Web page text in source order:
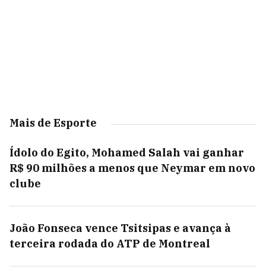
Mais de Esporte
Ídolo do Egito, Mohamed Salah vai ganhar
R$ 90 milhões a menos que Neymar em novo
clube
João Fonseca vence Tsitsipas e avança à
terceira rodada do ATP de Montreal